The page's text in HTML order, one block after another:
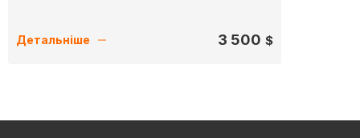
Детальніше 3 500 $